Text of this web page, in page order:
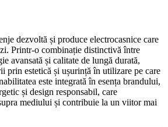
dezvoltă și produce electrocasnice care
Printr-o combinație distinctivă între
avansată și calitate de lungă durată,
prin estetică și ușurință în utilizare pe care
este integrată în esența brandului,
și design responsabil, care
mediului și contribuie la un viitor mai